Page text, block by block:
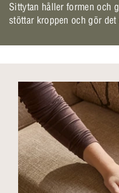
Sittytan håller formen och
stöttar kroppen och gör